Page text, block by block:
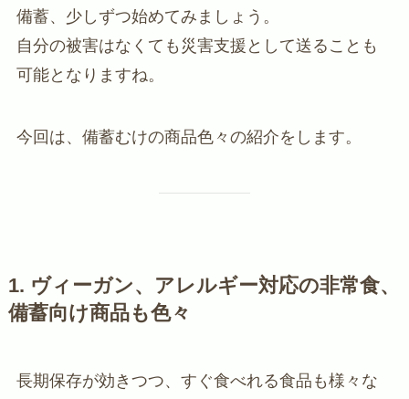
備蓄、少しずつ始めてみましょう。
自分の被害はなくても災害支援として送ることも
可能となりますね。
今回は、備蓄むけの商品色々の紹介をします。
1. ヴィーガン、アレルギー対応の非常食、
備蓄向け商品も色々
長期保存が効きつつ、すぐ食べれる食品も様々な